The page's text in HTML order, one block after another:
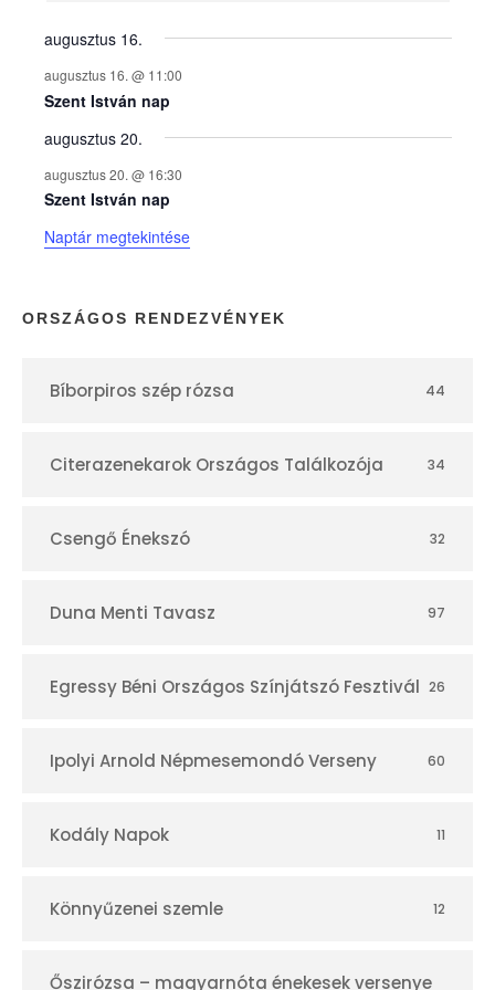
y
e
k
n
a
p
r
augusztus 16.
augusztus 16. @ 11:00
Szent István nap
augusztus 20.
augusztus 20. @ 16:30
Szent István nap
Naptár megtekintése
ORSZÁGOS RENDEZVÉNYEK
Bíborpiros szép rózsa 44
Citerazenekarok Országos Találkozója 34
Csengő Énekszó 32
Duna Menti Tavasz 97
Egressy Béni Országos Színjátszó Fesztivál 26
Ipolyi Arnold Népmesemondó Verseny 60
Kodály Napok 11
Könnyűzenei szemle 12
Őszirózsa – magyarnóta énekesek versenye